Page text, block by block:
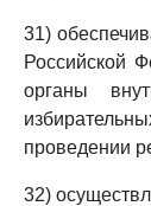
31)
Российской
органы
проведении
32)